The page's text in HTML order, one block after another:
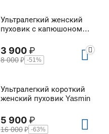
Ультралегкий женский
пуховик с капюшоном
3 900₽
8 000₽ -51%
Ультралегкий короткий
женский пуховик Yasmin
5 900₽
16 000₽ -63%